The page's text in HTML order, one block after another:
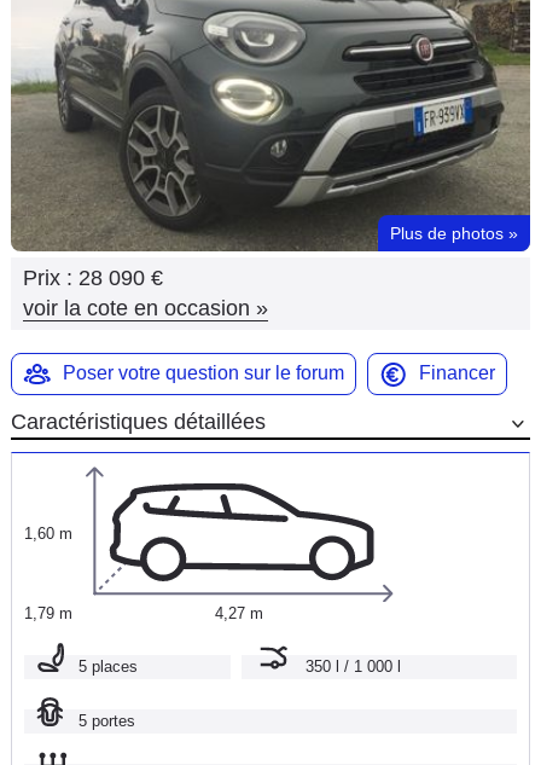
Utilitaires
Flottes
Auto
Services
Forum
Moto
Marques
Plus de photos »
Prix : 28 090 €
voir la cote en occasion »
Poser votre question sur le forum Financer
Caractéristiques détaillées
1,60 m
1,79 m 4,27 m
5 places 350 l / 1 000 l
5 portes